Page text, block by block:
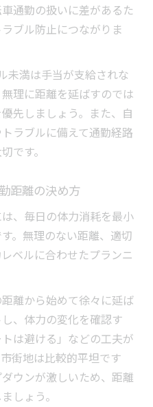
通勤の扱いに差があるた
ブル防止につながりま
未満は手当が支給されな
理に距離を延ばすのでは
先しましょう。また、自
ラブルに備えて通勤経路
です。
距離の決め方
、毎日の体力消耗を最小
。無理のない距離、適切
ベルに合わせたプランニ
離から始めて徐々に延ば
、体力の変化を確認す
は避ける」などの工夫が
街地は比較的平坦です
ウンが激しいため、距離
しょう。